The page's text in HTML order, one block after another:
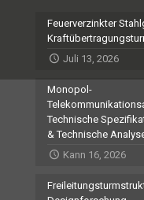
Feuerverzinkter
Juli 13, 2026
Monopol-
Technische
& Technische
Kann 16, 2026